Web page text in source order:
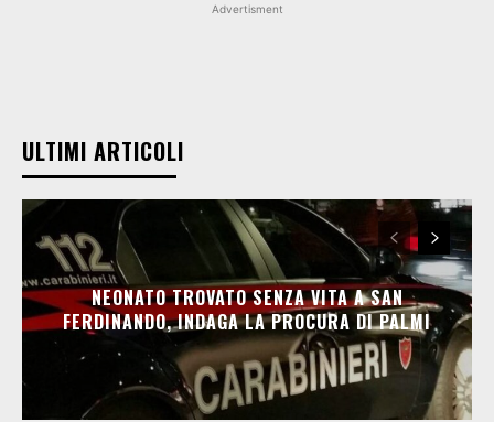
Advertisment
ULTIMI ARTICOLI
NEONATO TROVATO SENZA VITA A SAN
FERDINANDO, INDAGA LA PROCURA DI PALMI